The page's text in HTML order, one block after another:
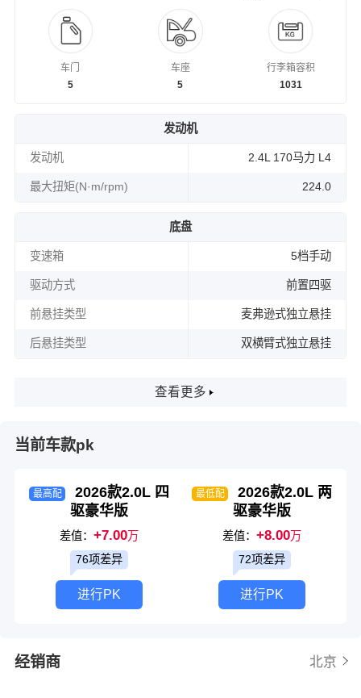
车门
5
车座
5
行李箱容积
1031
发动机
发动机 2.4L 170马力 L4
最大扭矩(N·m/rpm) 224.0
底盘
变速箱 5档手动
驱动方式 前置四驱
前悬挂类型 麦弗逊式独立悬挂
后悬挂类型 双横臂式独立悬挂
查看更多
当前车款pk
最高配
2026款2.0L 四
驱豪华版
差值：+7.00万
76项差异
进行PK
最低配
2026款2.0L 两
驱豪华版
差值： +8.00万
72项差异
进行PK
经销商 北京